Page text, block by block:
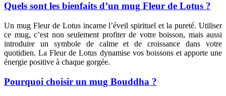
Quels sont les bienfaits d’un mug Fleur de Lotus ?
Un mug Fleur de Lotus incarne l’éveil spirituel et la pureté. Utiliser
ce mug, c’est non seulement profiter de votre boisson, mais aussi
introduire un symbole de calme et de croissance dans votre
quotidien. La Fleur de Lotus dynamise vos boissons et apporte une
énergie positive à chaque gorgée.
Pourquoi choisir un mug Bouddha ?